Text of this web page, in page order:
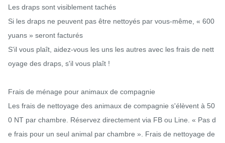
Les draps sont visiblement tachés
Si les draps ne peuvent pas être nettoyés par vous-même, « 600
yuans » seront facturés
S'il vous plaît, aidez-vous les uns les autres avec les frais de nett
oyage des draps, s'il vous plaît !
Frais de ménage pour animaux de compagnie
Les frais de nettoyage des animaux de compagnie s'élèvent à 50
0 NT par chambre. Réservez directement via FB ou Line. « Pas d
e frais pour un seul animal par chambre ». Frais de nettoyage de